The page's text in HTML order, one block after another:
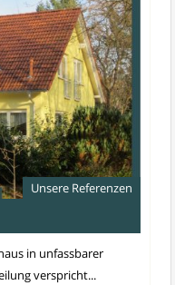
Unsere Referenzen
in unfassbarer
verspricht...